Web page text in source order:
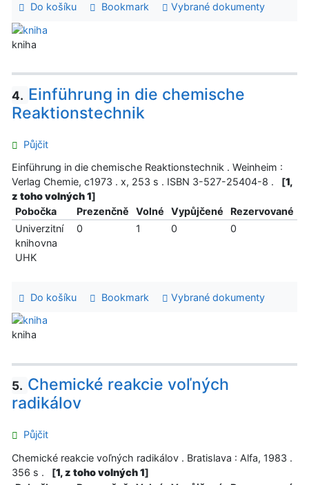
Do košíku Bookmark Vybrané dokumenty
kniha
4. Einführung in die chemische
Reaktionstechnik
Půjčit
Einführung in die chemische Reaktionstechnik . Weinheim :
Verlag Chemie, c1973 . x, 253 s . ISBN 3-527-25404-8 .
[1,
z toho volných 1]
Pobočka
Prezenčně Volné Vypůjčené
Rezervované
Univerzitní
knihovna
UHK
0 1 0 0
Do košíku Bookmark Vybrané dokumenty
kniha
5. Chemické reakcie voľných
radikálov
Půjčit
Chemické reakcie voľných radikálov . Bratislava : Alfa, 1983 .
356 s .
[1, z toho volných 1]